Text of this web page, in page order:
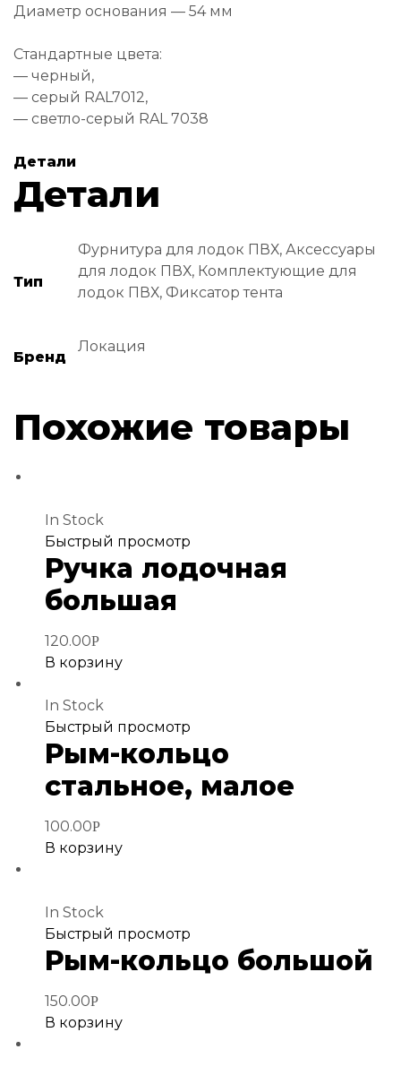
Диаметр основания — 54 мм
Стандартные цвета:
— черный,
— серый RAL7012,
— светло-серый RAL 7038
Детали
Детали
Тип
Фурнитура для лодок ПВХ, Аксессуары
для лодок ПВХ, Комплектующие для
лодок ПВХ, Фиксатор тента
Бренд
Локация
Похожие товары
In Stock
Добавить
в
избранное
Быстрый просмотр
Ручка лодочная
большая
120.00Р
В корзину
In Stock
Добавить
в
Быстрый просмотр
Рым-кольцо
стальное, малое
100.00Р
В корзину
In Stock
Добавить
в
Быстрый просмотр
Рым-кольцо большой
150.00Р
В корзину